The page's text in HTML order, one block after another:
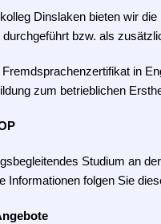
Dinslaken bieten wir
durchgeführt bzw. als
in
zum betrieblichen
Studium an
Informationen folgen Sie